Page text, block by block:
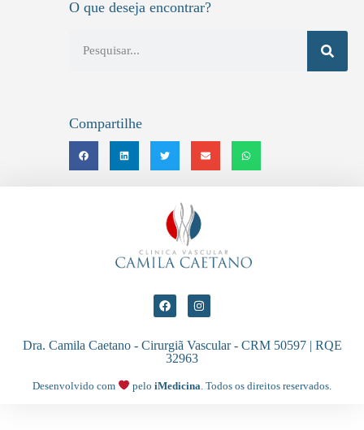
O que deseja encontrar?
Compartilhe
Dra. Camila Caetano - Cirurgiã Vascular - CRM 50597 | RQE
32963
Desenvolvido com pelo iMedicina . Todos os direitos reservados.